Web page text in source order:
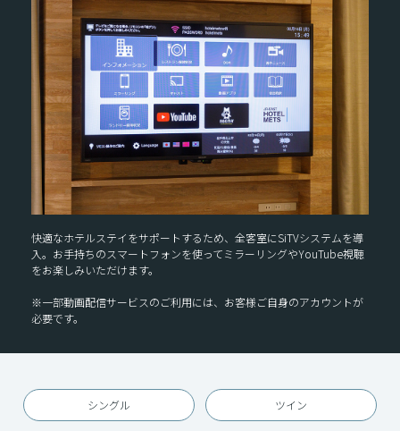
快適なホテルステイをサポートするため、全客室にSiTVシステムを導
入。お手持ちのスマートフォンを使ってミラーリングやYouTube視聴
をお楽しみいただけます。
※一部動画配信サービスのご利用には、お客様ご自身のアカウントが
必要です。
シングル ツイン